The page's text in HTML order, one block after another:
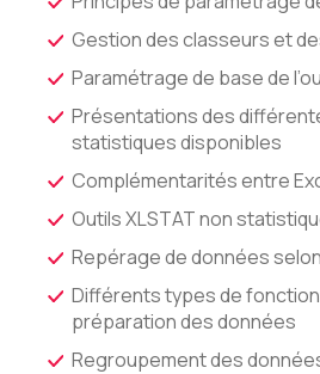
Gestion des classeurs et
Paramétrage de base de
Présentations des
statistiques disponibles
Complémentarités entre
Outils XLSTAT non
Repérage de données
Différents types de
préparation des données
Regroupement des